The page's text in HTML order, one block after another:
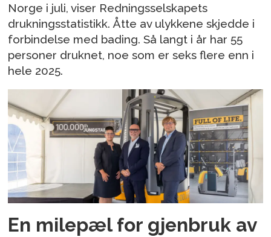
Norge i juli, viser Redningsselskapets
drukningsstatistikk. Åtte av ulykkene skjedde i
forbindelse med bading. Så langt i år har 55
personer druknet, noe som er seks flere enn i
hele 2025.
En milepæl for gjenbruk av